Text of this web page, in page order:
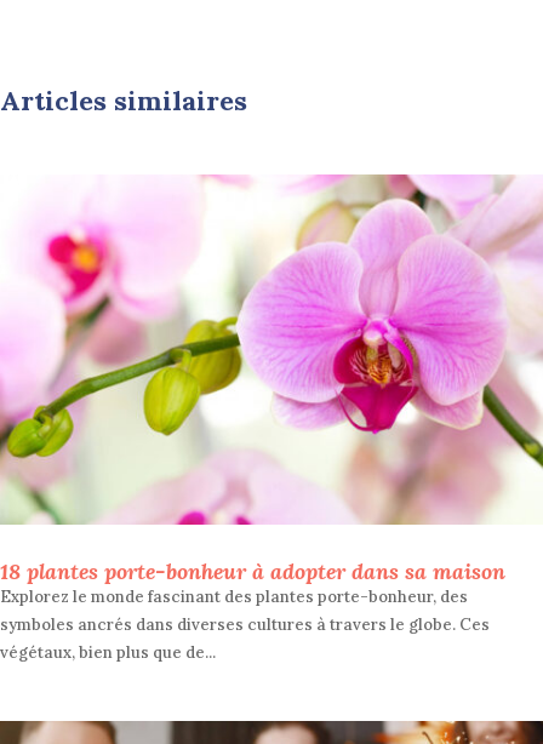
Articles similaires
18 plantes porte-bonheur à adopter dans sa maison
Explorez le monde fascinant des plantes porte-bonheur, des
symboles ancrés dans diverses cultures à travers le globe. Ces
végétaux, bien plus que de...